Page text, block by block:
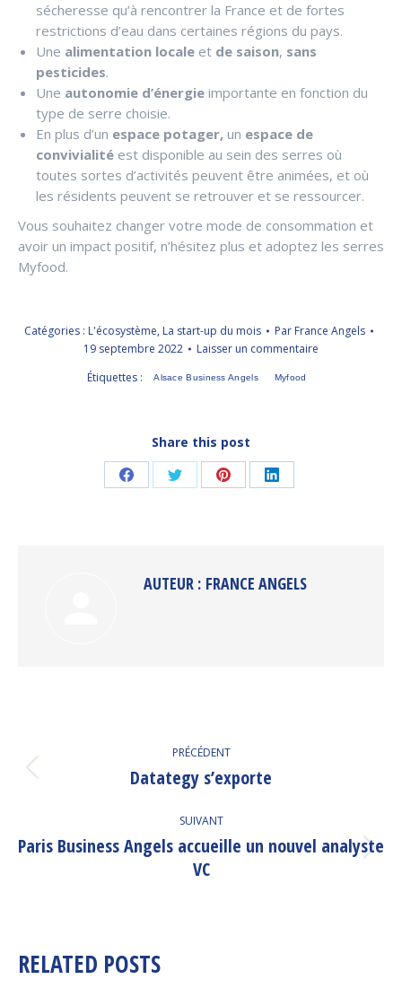
sécheresse qu’à rencontrer la France et de fortes
restrictions d’eau dans certaines régions du pays.
Une alimentation locale et de saison, sans
pesticides.
Une autonomie d’énergie importante en fonction du
type de serre choisie.
En plus d’un espace potager, un espace de
convivialité est disponible au sein des serres où
toutes sortes d’activités peuvent être animées, et où
les résidents peuvent se retrouver et se ressourcer.
Vous souhaitez changer votre mode de consommation et
avoir un impact positif, n’hésitez plus et adoptez les serres
Myfood.
Catégories : L'écosystème, La start-up du mois Par France Angels
19 septembre 2022
Laisser un commentaire
Étiquettes :
Alsace Business Angels Myfood
Share this post
PartagerPartagerPartagerPartager
AUTEUR : FRANCE ANGELS
ARTICLE
PRÉCÉDENT
Article
:
Datategy s’exporte
SUIVANT
Article
suivant
Paris Business Angels accueille un nouvel analyste
VC
RELATED POSTS